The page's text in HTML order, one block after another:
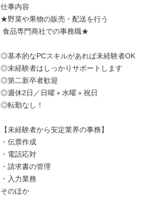
仕事内容
★野菜や果物の販売・配送を行う
◎基本的なPCスキルがあれば未経験者OK
◎未経験者はしっかりサポートします
◎第二新卒者歓迎
◎週休2日／日曜＋水曜＋祝日
◎転勤なし！
【未経験者から安定業界の事務】
・伝票作成
・電話応対
・請求書の管理
・入力業務
そのほか